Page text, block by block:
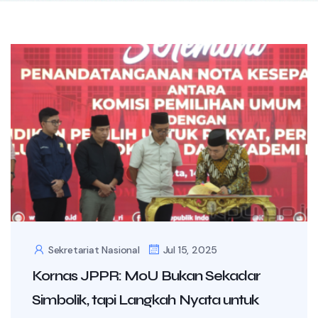
Sekretariat Nasional Jul 15, 2025
Kornas JPPR: MoU Bukan Sekadar
Simbolik, tapi Langkah Nyata untuk